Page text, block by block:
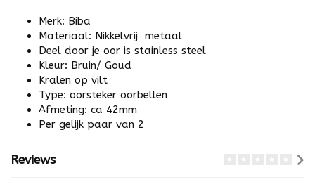
Merk: Biba
Materiaal: Nikkelvrij metaal
Deel door je oor is stainless steel
Kleur: Bruin/ Goud
Kralen op vilt
Type: oorsteker oorbellen
Afmeting: ca 42mm
Per gelijk paar van 2
Reviews